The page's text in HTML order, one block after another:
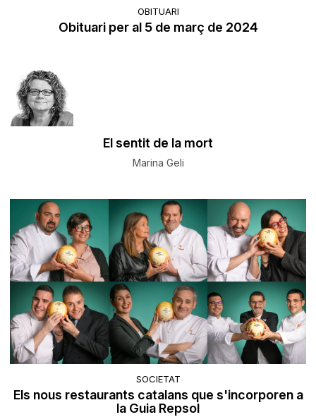
OBITUARI
Obituari per al 5 de març de 2024
El sentit de la mort
Marina Geli
SOCIETAT
Els nous restaurants catalans que s'incorporen a
la Guia Repsol